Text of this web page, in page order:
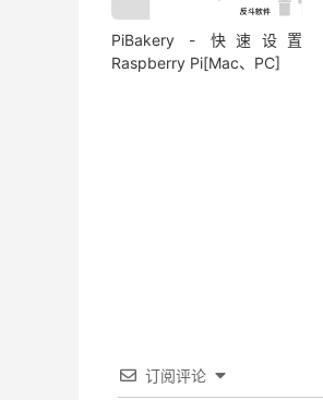
PiBakery - 快速设置
Raspberry Pi[Mac、PC]
订阅评论